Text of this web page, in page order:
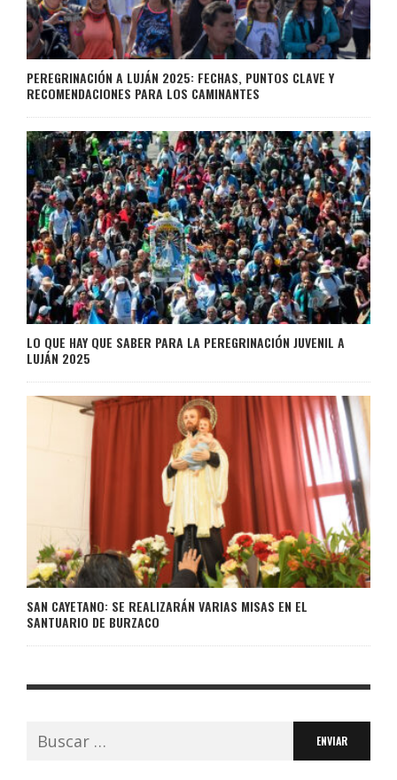
PEREGRINACIÓN A LUJÁN 2025: FECHAS, PUNTOS CLAVE Y
RECOMENDACIONES PARA LOS CAMINANTES
LO QUE HAY QUE SABER PARA LA PEREGRINACIÓN JUVENIL A
LUJÁN 2025
SAN CAYETANO: SE REALIZARÁN VARIAS MISAS EN EL
SANTUARIO DE BURZACO
Buscar: